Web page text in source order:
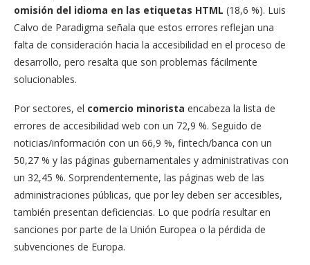
omisión del idioma en las etiquetas HTML (18,6 %). Luis
Calvo de Paradigma señala que estos errores reflejan una
falta de consideración hacia la accesibilidad en el proceso de
desarrollo, pero resalta que son problemas fácilmente
solucionables.
Por sectores, el comercio minorista encabeza la lista de
errores de accesibilidad web con un 72,9 %. Seguido de
noticias/información con un 66,9 %, fintech/banca con un
50,27 % y las páginas gubernamentales y administrativas con
un 32,45 %. Sorprendentemente, las páginas web de las
administraciones públicas, que por ley deben ser accesibles,
también presentan deficiencias. Lo que podría resultar en
sanciones por parte de la Unión Europea o la pérdida de
subvenciones de Europa.